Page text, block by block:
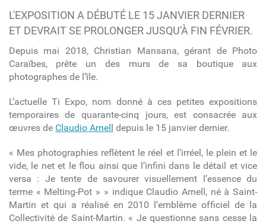
L'EXPOSITION A DÉBUTÉ LE 15 JANVIER DERNIER
ET DEVRAIT SE PROLONGER JUSQU'À FIN FÉVRIER.
Depuis mai 2018, Christian Mansana, gérant de Photo
Caraïbes, prête un des murs de sa boutique aux
photographes de l’île.
L’actuelle Ti Expo, nom donné à ces petites expositions
temporaires de quarante-cinq jours, est consacrée aux
œuvres de Claudio Arnell depuis le 15 janvier dernier.
« Mes photographies reflètent le réel et l’irréel, le plein et le
vide, le net et le flou ainsi que l’infini dans le détail et vice
versa : Je tente de savourer visuellement l’essence du
terme « Melting-Pot » » indique Claudio Arnell, né à Saint-
Martin et qui a réalisé en 2010 l’emblème officiel de la
Collectivité de Saint-Martin. « Je questionne sans cesse la